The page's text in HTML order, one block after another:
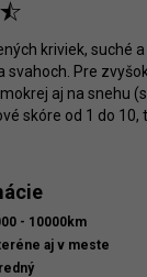
kriviek, suché
svahoch. Pre
aj na snehu
skóre od 1 do 10,
- 10000km
aj v meste